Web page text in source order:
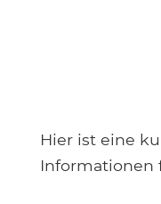
Hier ist eine
Informationen